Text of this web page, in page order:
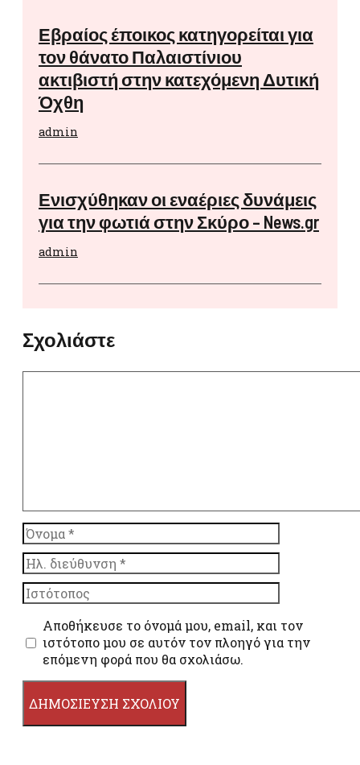
Εβραίος έποικος κατηγορείται για
τον θάνατο Παλαιστίνιου
ακτιβιστή στην κατεχόμενη Δυτική
Όχθη
admin
Ενισχύθηκαν οι εναέριες δυνάμεις
για την φωτιά στην Σκύρο – News.gr
admin
Σχολιάστε
Όνομα
Ηλ.
διεύθυνση
Ιστότοπος
Αποθήκευσε το όνομά μου, email, και τον
ιστότοπο μου σε αυτόν τον πλοηγό για την
επόμενη φορά που θα σχολιάσω.